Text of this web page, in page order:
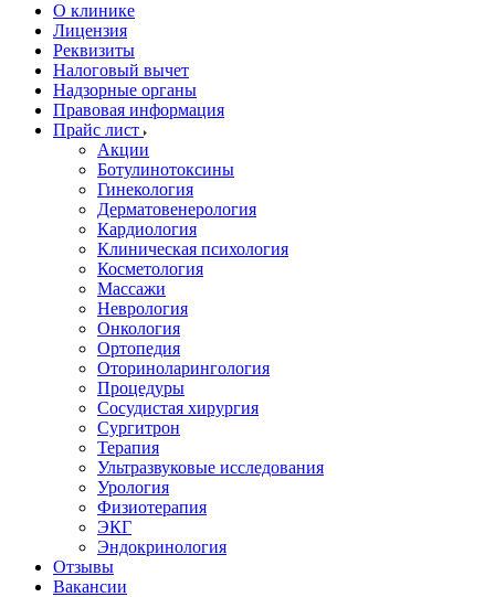
О клинике
Лицензия
Реквизиты
Налоговый вычет
Надзорные органы
Правовая информация
Прайс лист
Акции
Ботулинотоксины
Гинекология
Дерматовенерология
Кардиология
Клиническая психология
Косметология
Массажи
Неврология
Онкология
Ортопедия
Оториноларингология
Процедуры
Сосудистая хирургия
Сургитрон
Терапия
Ультразвуковые исследования
Урология
Физиотерапия
ЭКГ
Эндокринология
Отзывы
Вакансии